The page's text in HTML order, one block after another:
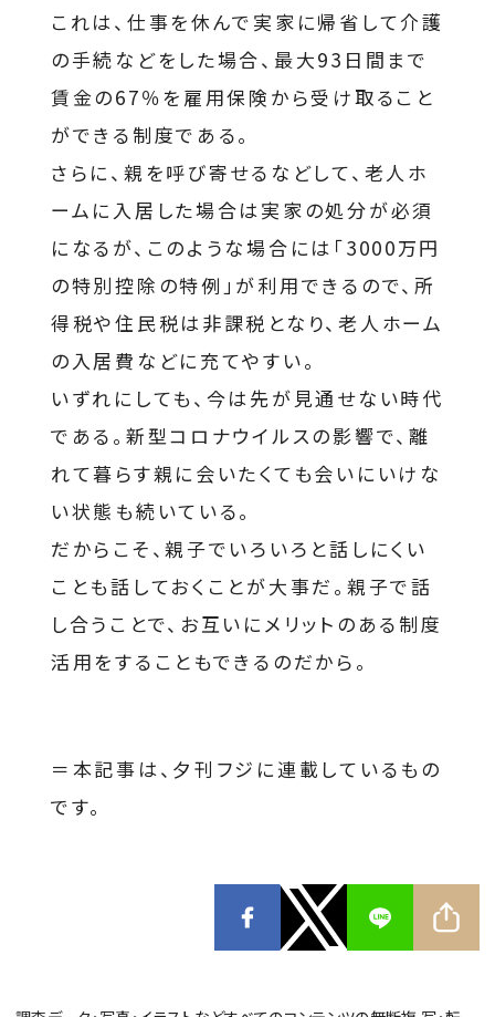
これは、仕事を休んで実家に帰省して介護
の手続などをした場合、最大93日間まで
賃金の67％を雇用保険から受け取ること
ができる制度である。
さらに、親を呼び寄せるなどして、老人ホ
ームに入居した場合は実家の処分が必須
になるが、このような場合には「3000万円
の特別控除の特例」が利用できるので、所
得税や住民税は非課税となり、老人ホーム
の入居費などに充てやすい。
いずれにしても、今は先が見通せない時代
である。新型コロナウイルスの影響で、離
れて暮らす親に会いたくても会いにいけな
い状態も続いている。
だからこそ、親子でいろいろと話しにくい
ことも話しておくことが大事だ。親子で話
し合うことで、お互いにメリットのある制度
活用をすることもできるのだから。
＝本記事は、夕刊フジに連載しているもの
です。